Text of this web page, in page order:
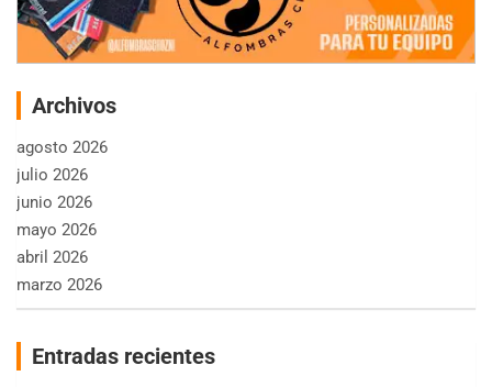
Archivos
agosto 2026
julio 2026
junio 2026
mayo 2026
abril 2026
marzo 2026
Entradas recientes